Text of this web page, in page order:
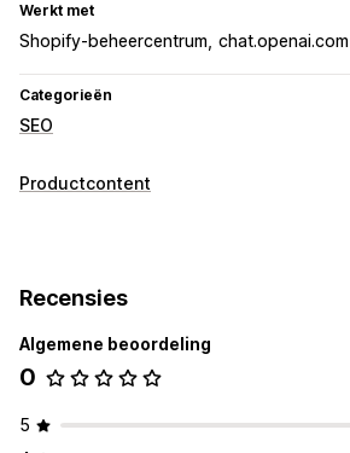
Werkt met
Shopify-beheercentrum chat.openai.com
Categorieën
SEO
SEO-tools
Prestaties bijhouden
Productcontent
AI-generatie
SEO
Automatische optimalisatie
Recensies
Algemene beoordeling
0
5